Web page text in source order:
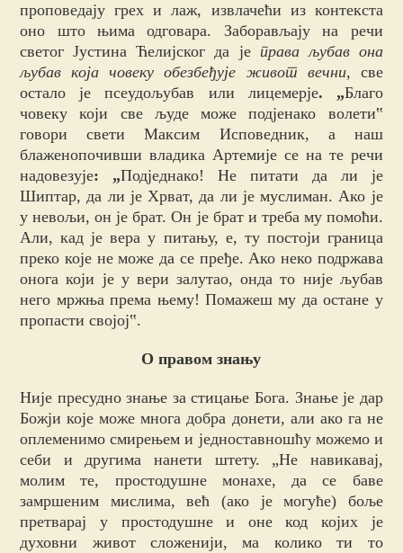
проповедају грех и лаж, извлачећи из контекста
оно што њима одговара. Заборављају на речи
светог Јустина Ћелијског да је права љубав она
љубав која човеку обезбеђује живот вечни, све
остало је псеудољубав или лицемерје. „Благо
човеку који све људе може подјенако волети‟
говори свети Максим Исповедник, а наш
блаженопочивши владика Артемије се на те речи
надовезује: „Подједнако! Не питати да ли је
Шиптар, да ли је Хрват, да ли је муслиман. Ако је
у невољи, он је брат. Он је брат и треба му помоћи.
Али, кад је вера у питању, е, ту постоји граница
преко које не може да се пређе. Ако неко подржава
онога који је у вери залутао, онда то није љубав
него мржња према њему! Помажеш му да остане у
пропасти својој‟.
О правом знању
Није пресудно знање за стицање Бога. Знање је дар
Божји које може многа добра донети, али ако га не
оплеменимо смирењем и једноставношћу можемо и
себи и другима нанети штету. „Не навикавај,
молим те, простодушне монахе, да се баве
замршеним мислима, већ (ако је могуће) боље
претварај у простодушне и оне код којих је
духовни живот сложенији, ма колико ти то